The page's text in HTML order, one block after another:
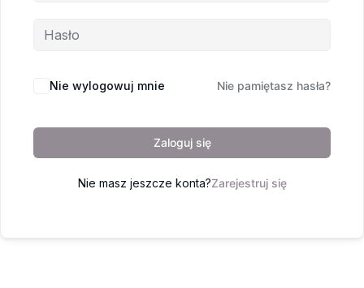
Nie wylogowuj mnie Nie pamiętasz hasła?
Zaloguj się
Nie masz jeszcze konta?Zarejestruj się